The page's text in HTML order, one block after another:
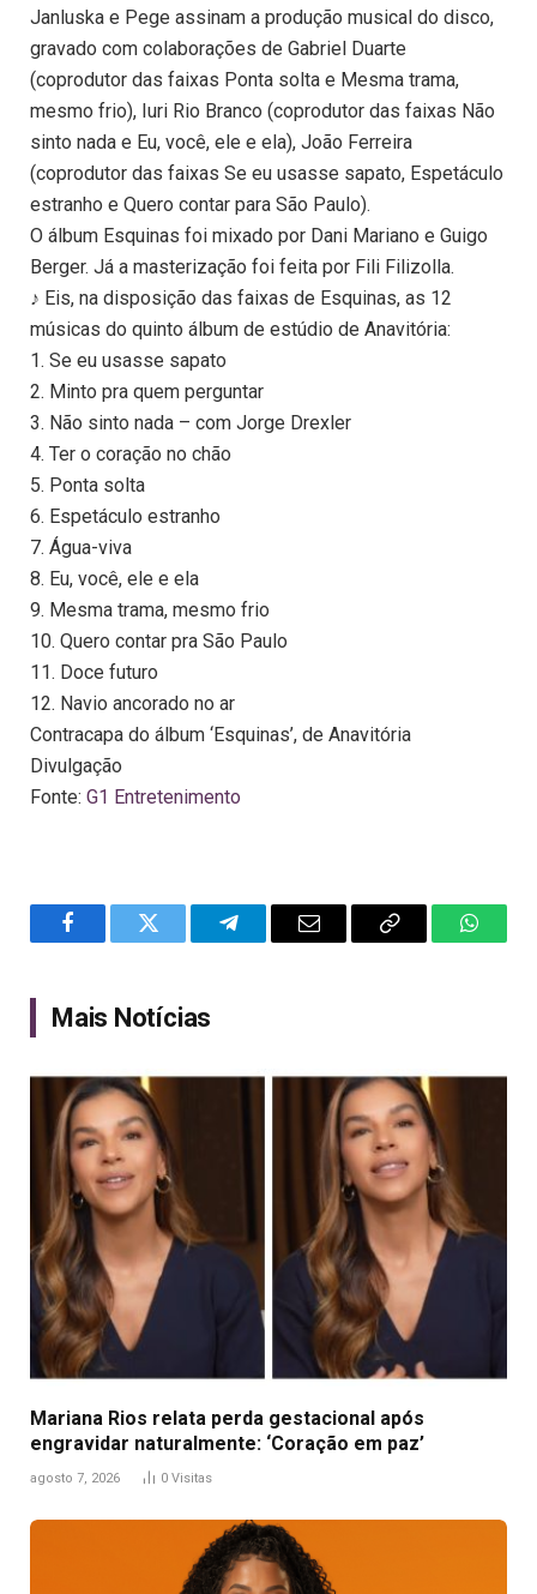
Janluska e Pege assinam a produção musical do disco,
gravado com colaborações de Gabriel Duarte
(coprodutor das faixas Ponta solta e Mesma trama,
mesmo frio), Iuri Rio Branco (coprodutor das faixas Não
sinto nada e Eu, você, ele e ela), João Ferreira
(coprodutor das faixas Se eu usasse sapato, Espetáculo
estranho e Quero contar para São Paulo).
O álbum Esquinas foi mixado por Dani Mariano e Guigo
Berger. Já a masterização foi feita por Fili Filizolla.
♪ Eis, na disposição das faixas de Esquinas, as 12
músicas do quinto álbum de estúdio de Anavitória:
1. Se eu usasse sapato
2. Minto pra quem perguntar
3. Não sinto nada – com Jorge Drexler
4. Ter o coração no chão
5. Ponta solta
6. Espetáculo estranho
7. Água-viva
8. Eu, você, ele e ela
9. Mesma trama, mesmo frio
10. Quero contar pra São Paulo
11. Doce futuro
12. Navio ancorado no ar
Contracapa do álbum ‘Esquinas’, de Anavitória
Divulgação
Fonte: G1 Entretenimento
FacebookTwitter TelegramEmail
Copy
Mais Notícias
Mariana Rios relata perda gestacional após
engravidar naturalmente: ‘Coração em paz’
agosto 7, 2026 0 Visitas